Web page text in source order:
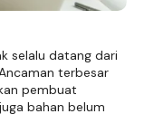
selalu datang dari
terbesar
pembuat
bahan belum